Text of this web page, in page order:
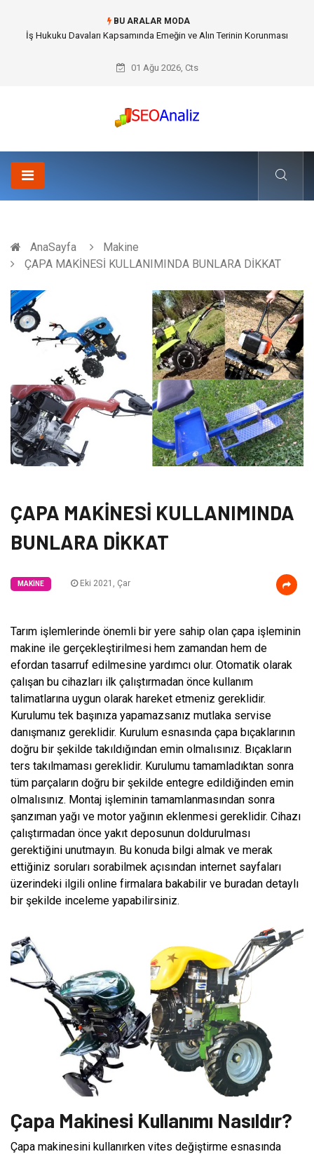
BU ARALAR MODA
Best Security Software (En İyi Güvenlik Yazılımı) ile Uzaktan Çalışmada
01 Ağu 2026, Cts
AnaSayfa
Makine
ÇAPA MAKİNESİ KULLANIMINDA BUNLARA DİKKAT
ÇAPA MAKİNESİ KULLANIMINDA
BUNLARA DİKKAT
MAKINE Eki 2021, Çar
Tarım işlemlerinde önemli bir yere sahip olan çapa işleminin
makine ile gerçekleştirilmesi hem zamandan hem de
efordan tasarruf edilmesine yardımcı olur. Otomatik olarak
çalışan bu cihazları ilk çalıştırmadan önce kullanım
talimatlarına uygun olarak hareket etmeniz gereklidir.
Kurulumu tek başınıza yapamazsanız mutlaka servise
danışmanız gereklidir. Kurulum esnasında çapa bıçaklarının
doğru bir şekilde takıldığından emin olmalısınız. Bıçakların
ters takılmaması gereklidir. Kurulumu tamamladıktan sonra
tüm parçaların doğru bir şekilde entegre edildiğinden emin
olmalısınız. Montaj işleminin tamamlanmasından sonra
şanzıman yağı ve motor yağının eklenmesi gereklidir. Cihazı
çalıştırmadan önce yakıt deposunun doldurulması
gerektiğini unutmayın. Bu konuda bilgi almak ve merak
ettiğiniz soruları sorabilmek açısından internet sayfaları
üzerindeki ilgili online firmalara bakabilir ve buradan detaylı
bir şekilde inceleme yapabilirsiniz.
Çapa Makinesi Kullanımı Nasıldır?
Çapa makinesini kullanırken vites değiştirme esnasında